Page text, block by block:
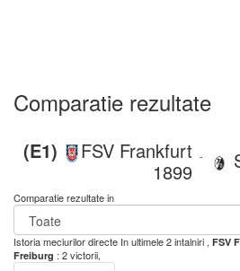
Comparatie rezultate
(E1)
FSV Frankfurt
1899
-
Comparatie rezultate in
Istoria meciurilor directe In ultimele 2 intalniri , FSV
Freiburg : 2 victorii,